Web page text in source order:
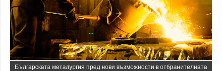
Българската металургия пред нови възможности в отбранителната